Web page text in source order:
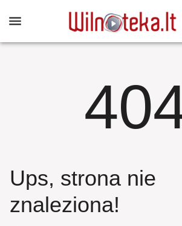
Ups, strona nie
znaleziona!